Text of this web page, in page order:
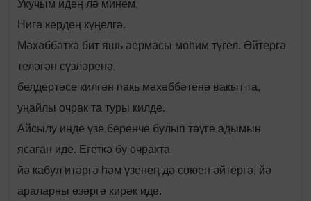
Укучым идең лә минем,
Нигә кердең күңелгә.
Мәхәббәткә бит яшь аермасы мөһим түгел. Әйтергә
теләгән сүзләренә,
белдертәсе килгән пакь мәхәббәтенә вакыт та,
уңайлы очрак та туры килде.
Айсылу инде үзе беренче булып тәүге адымын
ясаган иде. Егеткә бу очракта
йә кабул итәргә һәм үзенең дә сөюен әйтергә, йә
араларны өзәргә кирәк иде.